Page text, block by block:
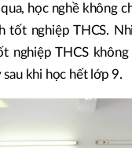
học nghề không
tốt nghiệp THCS.
nghiệp THCS
khi học hết lớp 9.